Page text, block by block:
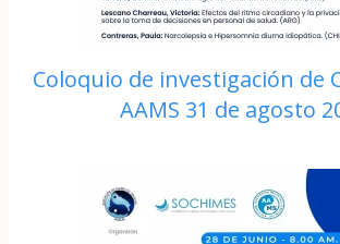
Coloquio de investigación de
AAMS 31 de agosto